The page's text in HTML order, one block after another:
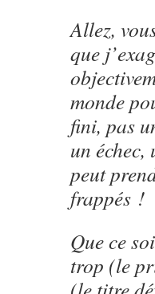
Allez,
que
monde
fini, pas
un
peut
frappés !
Que ce
trop (le